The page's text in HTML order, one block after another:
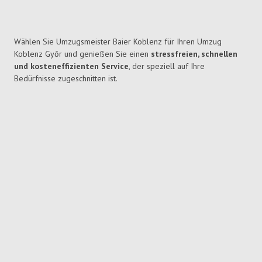
Wählen Sie Umzugsmeister Baier Koblenz für Ihren Umzug
Koblenz Győr und genießen Sie einen stressfreien, schnellen
und kosteneffizienten Service, der speziell auf Ihre
Bedürfnisse zugeschnitten ist.